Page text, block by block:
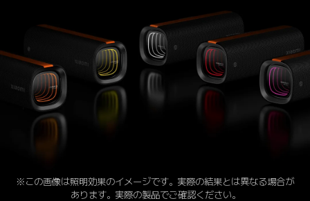
※この画像は照明効果のイメージです。実際の結果とは異なる場合が
あります。実際の製品でご確認ください。